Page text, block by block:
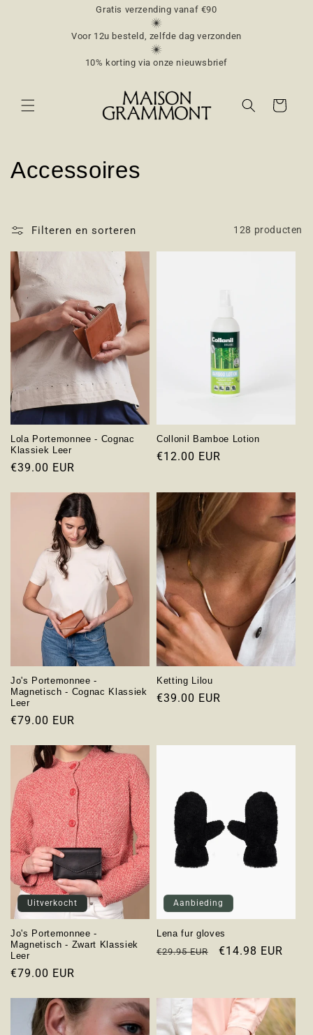
Gratis verzending vanaf €90
Voor 12u besteld, zelfde dag verzonden
10% korting via onze nieuwsbrief
Winkelwagen
C
l
l
e
c
t
e
:
Accessoires
Filteren en sorteren 128 producten
Lola Portemonnee - Cognac
Klassiek Leer
Normale
€39.00 EUR
Collonil Bamboe Lotion
Normale
€12.00 EUR
Jo's Portemonnee -
Magnetisch - Cognac Klassiek
Leer
Normale
€79.00 EUR
Ketting Lilou
Normale
€39.00 EUR
Uitverkocht
Jo's Portemonnee -
Magnetisch - Zwart Klassiek
Leer
Normale
€79.00 EUR
Aanbieding
Lena fur gloves
Normale
€29.95 EUR Aanbiedingsprijs
€14.98 EUR